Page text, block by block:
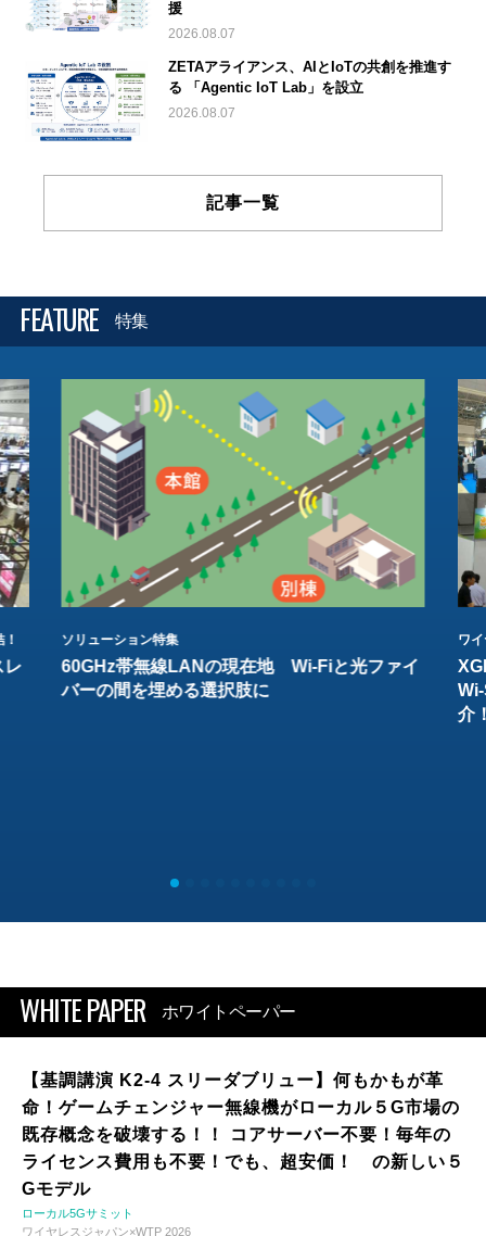
援
2026.08.07
ZETAアライアンス、AIとIoTの共創を推進す
る 「Agentic IoT Lab」を設立
2026.08.07
記事一覧
FEATURE 特集
レ
ソリューション特集
60GHz帯無線LANの現在地 Wi-Fiと光ファイ
バーの間を埋める選択肢に
ワ
介
WHITE PAPER ホワイトペーパー
【基調講演 K2-4 スリーダブリュー】何もかもが革
命！ゲームチェンジャー無線機がローカル５G市場の
既存概念を破壊する！！ コアサーバー不要！毎年の
ライセンス費用も不要！でも、超安価！ の新しい５
Gモデル
ローカル5Gサミット
ワイヤレスジャパン×WTP 2026